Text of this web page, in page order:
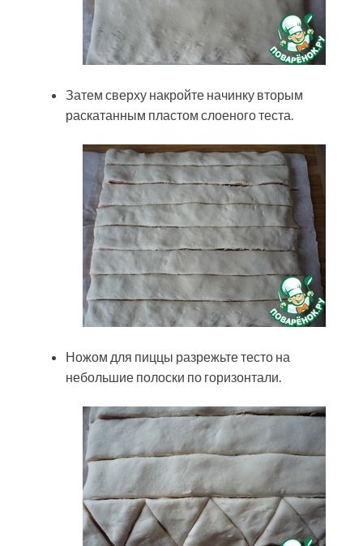
Затем сверху накройте начинку вторым
раскатанным пластом слоеного теста.
Ножом для пиццы разрежьте тесто на
небольшие полоски по горизонтали.